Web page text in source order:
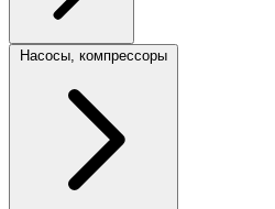
Насосы, компрессоры